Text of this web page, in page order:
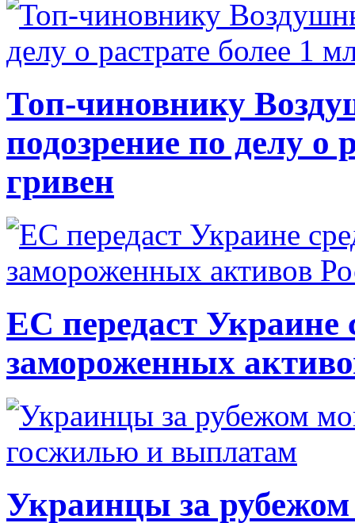
Топ-чиновнику
подозрение по делу о
гривен
ЕС передаст Украине
замороженных
Украинцы за рубежом